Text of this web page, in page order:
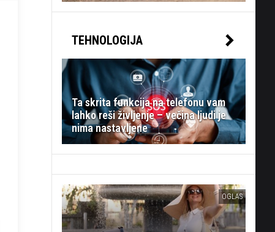
TEHNOLOGIJA
Ta skrita funkcija na telefonu vam
lahko reši življenje – večina ljudi je
nima nastavljene
OGLAS